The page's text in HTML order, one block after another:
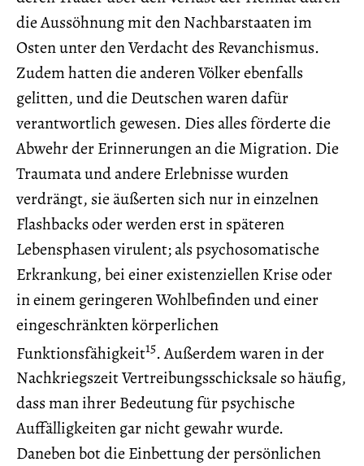
die Aussöhnung mit den Nachbarstaaten im
Osten unter den Verdacht des Revanchismus.
Zudem hatten die anderen Völker ebenfalls
gelitten, und die Deutschen waren dafür
verantwortlich gewesen. Dies alles förderte die
Abwehr der Erinnerungen an die Migration. Die
Traumata und andere Erlebnisse wurden
verdrängt, sie äußerten sich nur in einzelnen
Flashbacks oder werden erst in späteren
Lebensphasen virulent; als psychosomatische
Erkrankung, bei einer existenziellen Krise oder
in einem geringeren Wohlbefinden und einer
eingeschränkten körperlichen
Funktionsfähigkeit15. Außerdem waren in der
Nachkriegszeit Vertreibungsschicksale so häufig,
dass man ihrer Bedeutung für psychische
Auffälligkeiten gar nicht gewahr wurde.
Daneben bot die Einbettung der persönlichen